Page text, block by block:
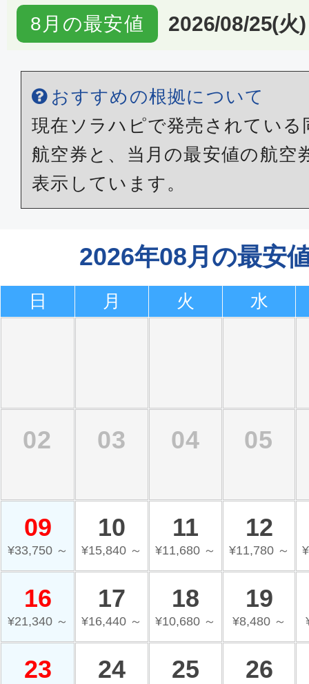
8月の最安値 2026/08/25(火)
おすすめの根拠について
現在ソラハピで発売されている
航空券と、当月の最安値の航空
表示しています。
2026年08月の最安
日 月 火 水
02 03 04 05
09
¥33,750 ～
10
¥15,840 ～
11
¥11,680 ～
12
¥11,780 ～
16
¥21,340 ～
17
¥16,440 ～
18
¥10,680 ～
19
¥8,480 ～
23 24 25 26